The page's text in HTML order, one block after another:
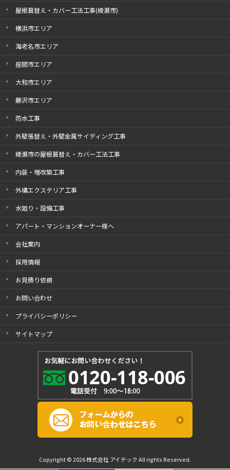
屋根葺替え・カバー工法工事(綾瀬市)
横浜市エリア
海老名市エリア
座間市エリア
大和市エリア
藤沢市エリア
防水工事
外壁張替え・外壁金属サイディング工事
綾瀬市の屋根葺替え・カバー工法工事
内装・増改築工事
外構エクステリア工事
水廻り・設備工事
アパート・マンションオーナー様へ
会社案内
採用情報
お見積り依頼
お問い合わせ
プライバシーポリシー
サイトマップ
Copyright © 2026 株式会社 アイテック All rights Reserved.